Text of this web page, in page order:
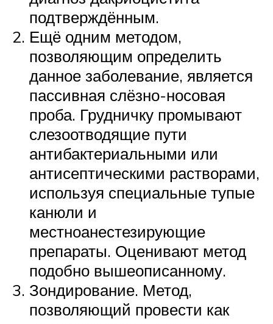
подтверждённым.
Ещё одним методом,
позволяющим определить
данное заболевание, является
пассивная слёзно-носовая
проба. Грудничку промывают
слезоотводящие пути
антибактериальными или
антисептическими растворами,
используя специальные тупые
канюли и
местноанестезирующие
препараты. Оценивают метод
подобно вышеописанному.
Зондирование. Метод,
позволяющий провести как